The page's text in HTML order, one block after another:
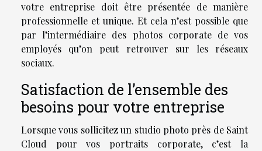
votre entreprise doit être présentée de manière
professionnelle et unique. Et cela n’est possible que
par l’intermédiaire des photos corporate de vos
employés qu’on peut retrouver sur les réseaux
sociaux.
Satisfaction de l’ensemble des
besoins pour votre entreprise
Lorsque vous sollicitez un studio photo près de Saint
Cloud pour vos portraits corporate, c’est la